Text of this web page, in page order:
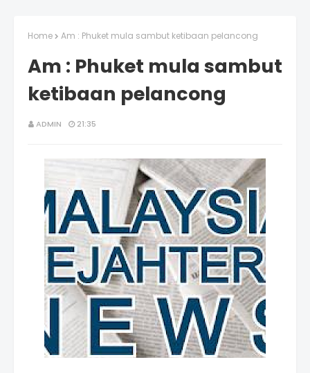
Home Am : Phuket mula sambut ketibaan pelancong
Am : Phuket mula sambut
ketibaan pelancong
ADMIN 21:35